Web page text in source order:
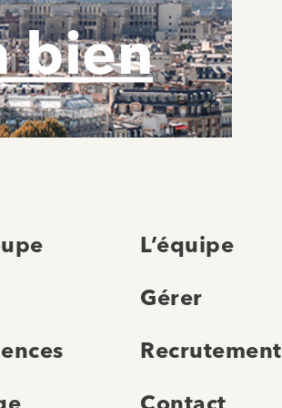
bien
L’équipe
Gérer
Recrutement